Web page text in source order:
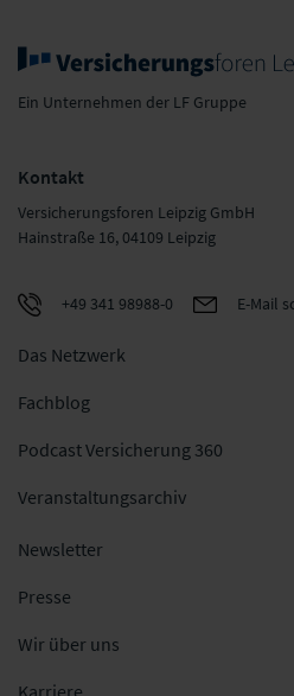
Ein Unternehmen der LF Gruppe
Kontakt
Versicherungsforen Leipzig GmbH
Hainstraße 16, 04109 Leipzig
+49 341 98988-0 E-Mail
Das Netzwerk
Fachblog
Podcast Versicherung 360
Veranstaltungsarchiv
Newsletter
Presse
Wir über uns